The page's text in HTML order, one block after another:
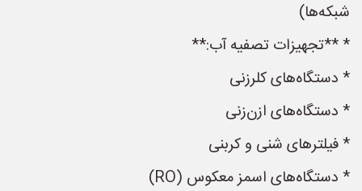
شبکه‌ها)
* **تجهیزات تصفیه آب:**
* دستگاه‌های کلرزنی
* دستگاه‌های ازن‌زنی
* فیلترهای شنی و کربنی
* دستگاه‌های اسمز معکوس (RO)